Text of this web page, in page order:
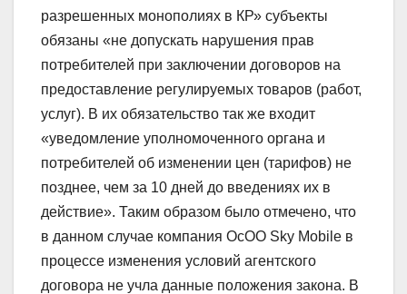
разрешенных монополиях в КР» субъекты
обязаны «не допускать нарушения прав
потребителей при заключении договоров на
предоставление регулируемых товаров (работ,
услуг). В их обязательство так же входит
«уведомление уполномоченного органа и
потребителей об изменении цен (тарифов) не
позднее, чем за 10 дней до введениях их в
действие». Таким образом было отмечено, что
в данном случае компания ОсОО Sky Mobile в
процессе изменения условий агентского
договора не учла данные положения закона. В